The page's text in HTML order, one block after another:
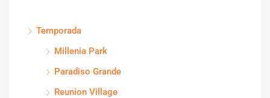
Temporada
Millenia Park
Paradiso Grande
Reunion Village